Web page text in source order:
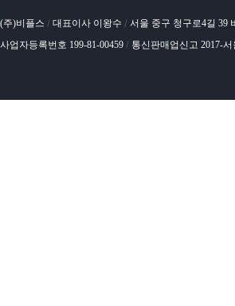
(주)비플스 / 대표이사 이왕수 / 서울 중구 청구로4길 39
사업자등록번호 199-81-00459 / 통신판매업신고 2017-서